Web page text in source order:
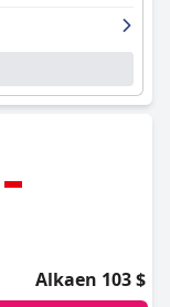
Alkaen 103 $